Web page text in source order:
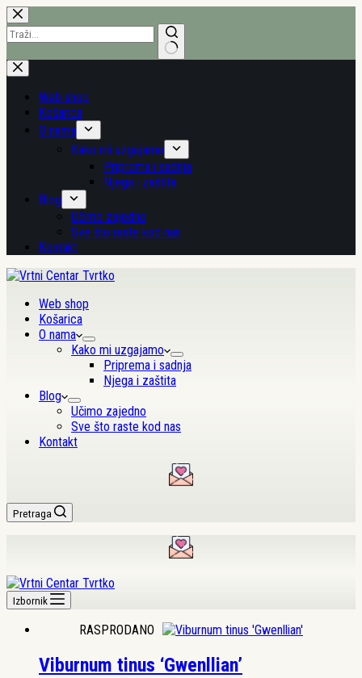
Preskoči
na
sadržaj
Nema
rezultata.
Web shop
Košarica
O nama
Kako mi uzgajamo
Priprema i sadnja
Njega i zaštita
Blog
Učimo zajedno
Sve što raste kod nas
Kontakt
Web shop
Košarica
O nama
Kako mi uzgajamo
Priprema i sadnja
Njega i zaštita
Blog
Učimo zajedno
Sve što raste kod nas
Kontakt
Pretraga
Izbornik
RASPRODANO
Viburnum tinus ‘Gwenllian’